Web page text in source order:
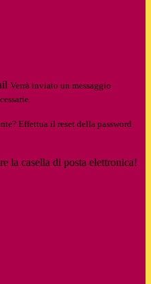
Verrà inviato un messaggio
Effettua il reset della password
la casella di posta elettronica!